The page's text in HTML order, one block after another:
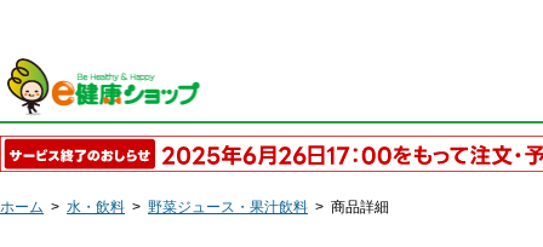
ホーム > 水・飲料 > 野菜ジュース・果汁飲料 > 商品詳細